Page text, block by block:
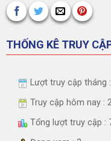
THỐNG KÊ TRUY
Lượt truy cập tháng
Truy cập hôm nay :
Tổng lượt truy cập :